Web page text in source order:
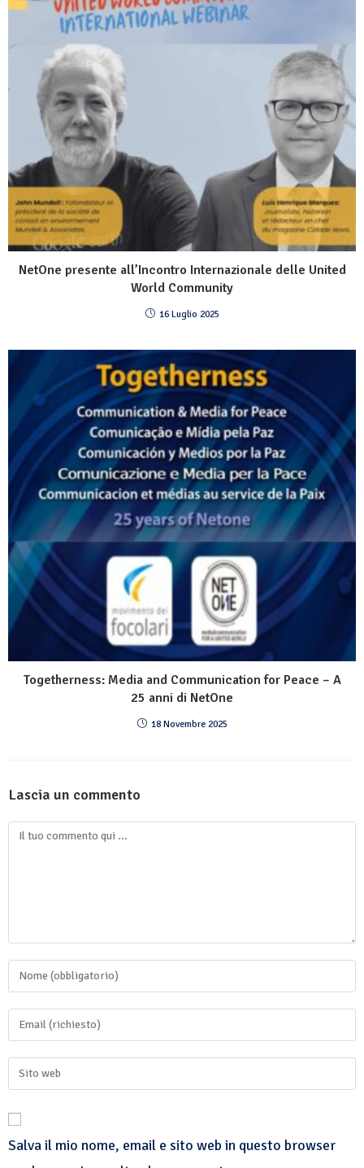
NetOne presente all’Incontro Internazionale delle United
World Community
16 Luglio 2025
Togetherness: Media and Communication for Peace – A
25 anni di NetOne
18 Novembre 2025
Lascia un commento
Salva il mio nome, email e sito web in questo browser